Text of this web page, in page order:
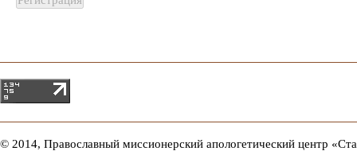
© 2014, Православный миссионерский апологетический центр